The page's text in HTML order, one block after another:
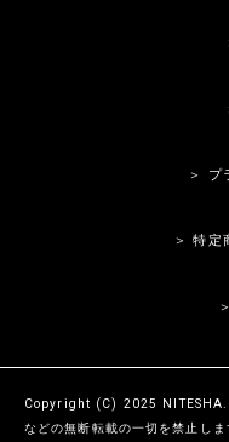
＞ プ
＞ 特定
Copyright (C) 2025 NITESHA.
などの無断転載の一切を禁止しま